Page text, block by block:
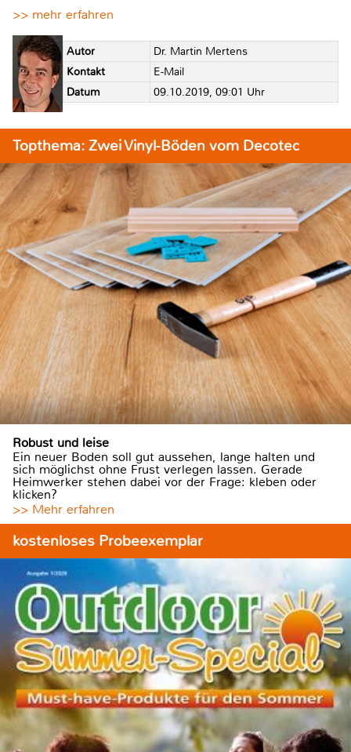
>> mehr erfahren
Autor
Dr. Martin Mertens
Kontakt
E-Mail
Datum
09.10.2019, 09:01 Uhr
Topthema: Zwei Vinyl-Böden vom Decotec
Robust und leise
Ein neuer Boden soll gut aussehen, lange halten und
sich möglichst ohne Frust verlegen lassen. Gerade
Heimwerker stehen dabei vor der Frage: kleben oder
klicken?
>> Mehr erfahren
kostenloses Probeexemplar